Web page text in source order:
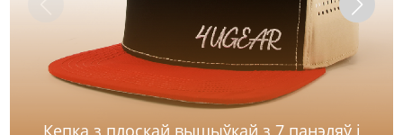
Кепка з плоскай вышыўкай з 7 панэляў і